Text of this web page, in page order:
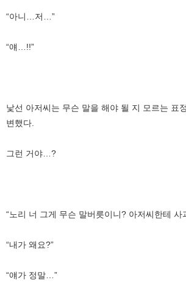
“아니…저…”
“얘…!!”
낯선 아저씨는 무슨 말을 해야 될 지 모르는 표
변했다.
그런 거야…?
“노리 너 그게 무슨 말버릇이니? 아저씨한테 사
“내가 왜요?”
“얘가 정말…”